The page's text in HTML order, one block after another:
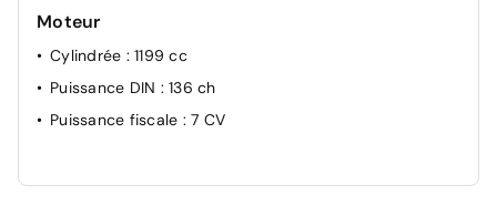
Moteur
Cylindrée : 1199 cc
Puissance DIN : 136 ch
Puissance fiscale : 7 CV